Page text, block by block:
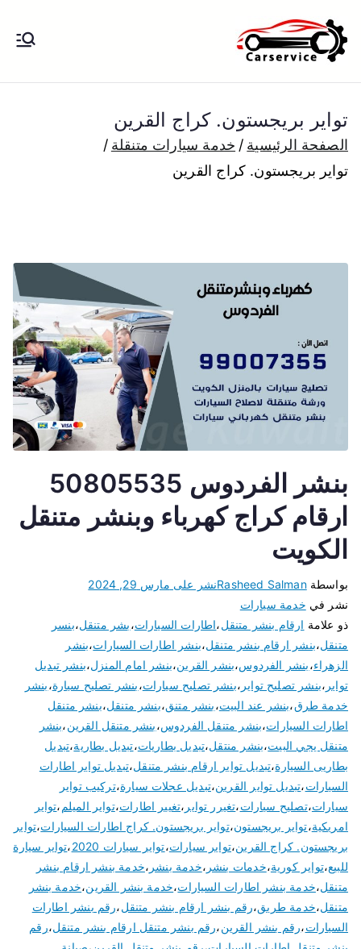
إلى
المحتوى
الكويت
بنشر متنقل الكويت كهرباء وبنشر تبديل
بارخص الاسعار
تواير بريجستون. كراج القرين
الصفحة الرئيسية
خدمة سيارات متنقلة
تواير بريجستون. كراج القرين
بنشر الفردوس 50805535
ارقام كراج كهرباء وبنشر متنقل
الكويت
بواسطةRasheed Salmanنشر على مارس 29, 2024
نشر في خدمة سيارات
ذو علامة ارقام بنشر متنقل،اطارات السيارات،بشر متنقل،بنسر
متنقل،بنشر ارقام بنشر متنقل،بنشر اطارات السيارات،بنشر
الزهراء،بنشر الفردوس،بنشر القرين،بنشر امام المنزل،بنشر تبديل
تواير ،بنشر تصليح تواير ،بنشر تصليح سيارات،بنشر تصليح سيارة،بنشر
خدمة طرق،بنشر عند البيت،بنشر متنق،بنشر متنقل،بنشر متنقل
اطارات السيارات،بنشر متنقل الفردوس،بنشر متنقل القرين،بنشر
متنقل يجي البيت،بنشر منتقل،تبديل بطاريات،تبديل بطارية،تبديل
بطاريى السيارة،تبديل تواير ارقام بنشر متنقل،تبديل تواير اطارات
السيارات،تبديل تواير القرين،تبديل عجلات سيارة،تركيب تواير
سيارات،تصليح سيارات،تغيرر تواير ،تغيير اطارات،تواير الميلم،تواير
امريكية،تواير بريجستون،تواير بريجستون. كراج اطارات السيارات،تواير
بريجستون. كراج القرين،تواير سيارات،تواير سيارات 2020 ،تواير سيارة
للبيع،تواير كورية،خدمات بنشر ،خدمة بنشر ،خدمة بنشر ارقام بنشر
متنقل،خدمة بنشر اطارات السيارات،خدمة بنشر القرين،خدمة بنشر
متنقل،خدمة طريق،رقم بنشر ارقام بنشر متنقل،رقم بنشر اطارات
السيارات،رقم بنشر القرين،رقم بنشر متنقل ارقام بنشر متنقل،رقم